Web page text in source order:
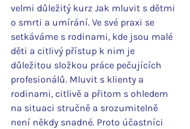
velmi důležitý kurz Jak mluvit s dětmi
o smrti a umírání. Ve své praxi se
setkáváme s rodinami, kde jsou malé
děti a citlivý přístup k nim je
důležitou složkou práce pečujících
profesionálů. Mluvit s klienty a
rodinami, citlivě a přitom s ohledem
na situaci stručně a srozumitelně
není někdy snadné. Proto účastníci